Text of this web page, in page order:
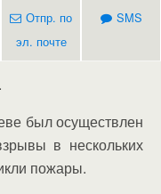
Отпр. по
эл. почте
SMS
был осуществлен
в нескольких
пожары.